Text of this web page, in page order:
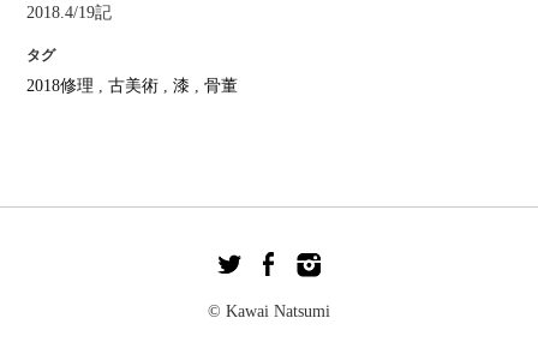
2018.4/19記
タグ
2018修理 ,古美術 ,漆 ,骨董
© Kawai Natsumi